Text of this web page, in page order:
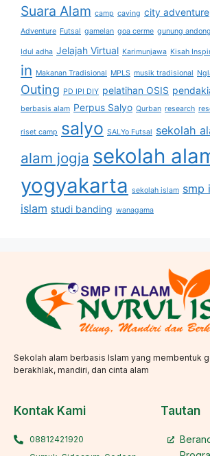
Suara Alam camp caving city adventure
Adventure Futsal gamelan goa cerme gunung andong
Idul adha Jelajah Virtual Karimunjawa Kisah
in Makanan Tradisional MPLS musik tradisional
Outing PD IPI DIY pelatihan OSIS
berbasis alam Perpus Salyo Qurban research
riset camp salyo SALYo Futsal sekolah
alam jogja sekolah
yogyakarta sekolah islam smp
islam studi banding wanagama
Sekolah alam berbasis Islam yang membentuk
berakhlak, mandiri, dan cinta alam
Kontak Kami
08812421920
Tautan